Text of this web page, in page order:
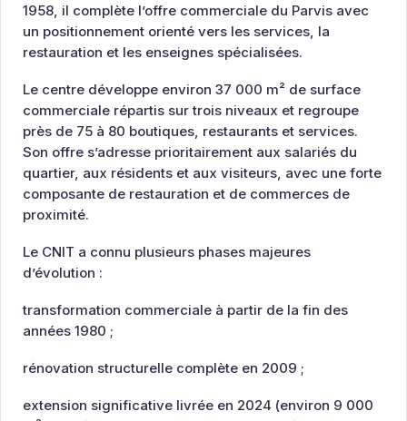
1958, il complète l’offre commerciale du Parvis avec
un positionnement orienté vers les services, la
restauration et les enseignes spécialisées.
Le centre développe environ 37 000 m² de surface
commerciale répartis sur trois niveaux et regroupe
près de 75 à 80 boutiques, restaurants et services.
Son offre s’adresse prioritairement aux salariés du
quartier, aux résidents et aux visiteurs, avec une forte
composante de restauration et de commerces de
proximité.
Le CNIT a connu plusieurs phases majeures
d’évolution :
transformation commerciale à partir de la fin des
années 1980 ;
rénovation structurelle complète en 2009 ;
extension significative livrée en 2024 (environ 9 000